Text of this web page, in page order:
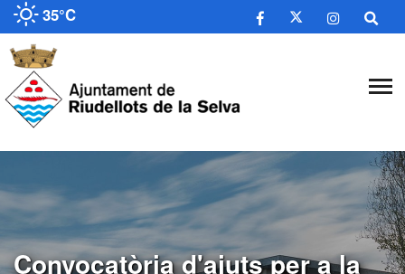
35°C
​Convocatòria d'ajuts per a la